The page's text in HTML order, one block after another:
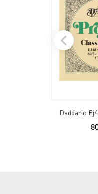
Daddario